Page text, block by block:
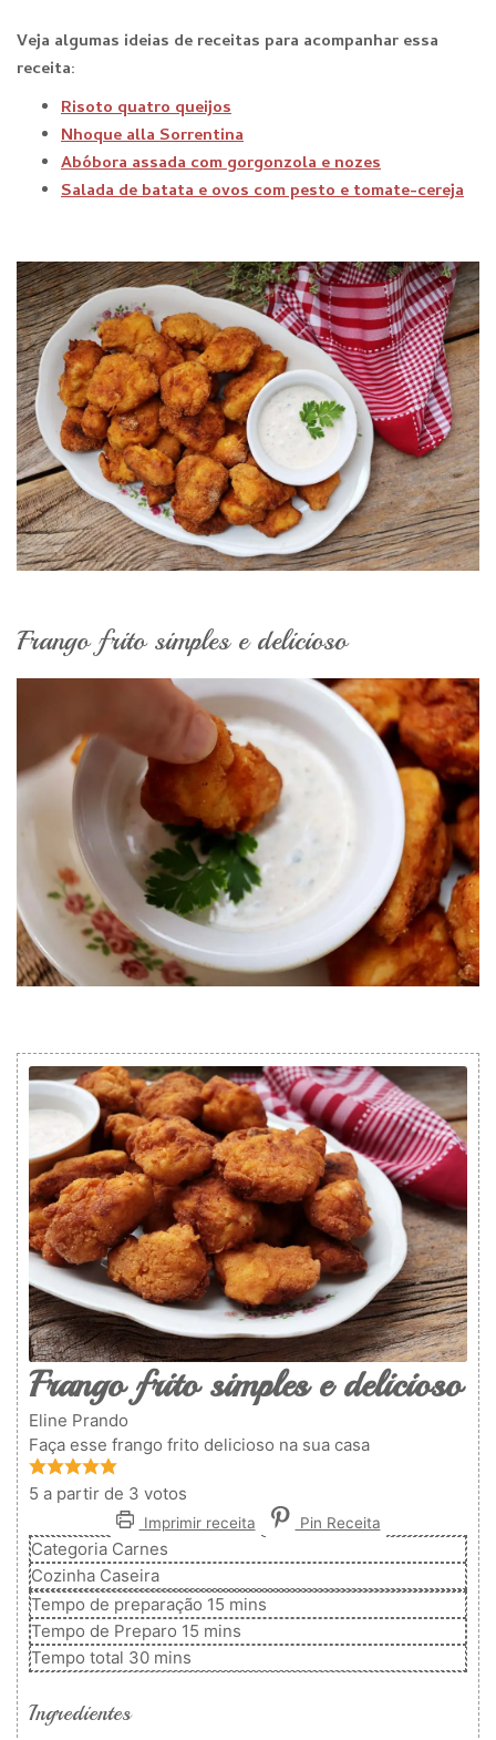
Veja algumas ideias de receitas para acompanhar essa
receita:
Risoto quatro queijos
Nhoque alla Sorrentina
Abóbora assada com gorgonzola e nozes
Salada de batata e ovos com pesto e tomate-cereja
Frango frito simples e delicioso
Frango frito simples e delicioso
Eline Prando
Faça esse frango frito delicioso na sua casa
5 a partir de 3 votos
Imprimir receita Pin Receita
Categoria Carnes
Cozinha Caseira
Tempo de preparação 15 minutos
mins
Tempo de Preparo 15 minutos
mins
Tempo total 30minutos
mins
Ingredientes